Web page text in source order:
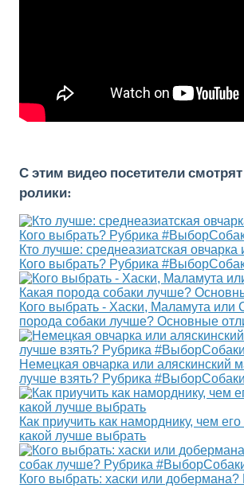
С этим видео посетители
ролики:
Кто лучше: среднеазиатская
Кого выбрать? Рубрика
Кого выбрать - Хаски, Маламута или
порода собаки лучше? Основные
Немецкая овчарка или аляскинский
лучше взять? Рубрика #ВыборСобаки
Как приучить как наморднику, чем
какой лучше выбрать
Кого выбрать: хаски или добермана?